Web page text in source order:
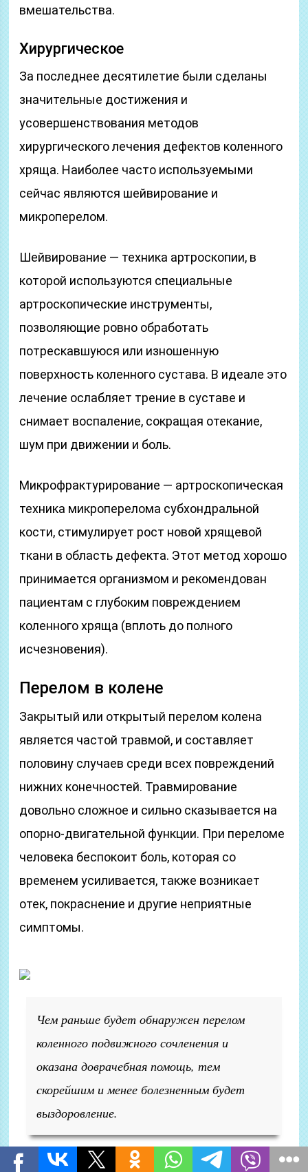
вмешательства.
Хирургическое
За последнее десятилетие были сделаны
значительные достижения и
усовершенствования методов
хирургического лечения дефектов коленного
хряща. Наиболее часто используемыми
сейчас являются шейвирование и
микроперелом.
Шейвирование — техника артроскопии, в
которой используются специальные
артроскопические инструменты,
позволяющие ровно обработать
потрескавшуюся или изношенную
поверхность коленного сустава. В идеале это
лечение ослабляет трение в суставе и
снимает воспаление, сокращая отекание,
шум при движении и боль.
Микрофрактурирование — артроскопическая
техника микроперелома субхондральной
кости, стимулирует рост новой хрящевой
ткани в область дефекта. Этот метод хорошо
принимается организмом и рекомендован
пациентам с глубоким повреждением
коленного хряща (вплоть до полного
исчезновения).
Перелом в колене
Закрытый или открытый перелом колена
является частой травмой, и составляет
половину случаев среди всех повреждений
нижних конечностей. Травмирование
довольно сложное и сильно сказывается на
опорно-двигательной функции. При переломе
человека беспокоит боль, которая со
временем усиливается, также возникает
отек, покраснение и другие неприятные
симптомы.
Чем раньше будет обнаружен перелом
коленного подвижного сочленения и
оказана доврачебная помощь, тем
скорейшим и менее болезненным будет
выздоровление.
Какие виды бывают?